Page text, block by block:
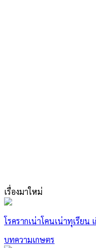
เรื่องมาใหม่
โรครากเน่าโคนเน่าทุเรียน
บทความเกษตร